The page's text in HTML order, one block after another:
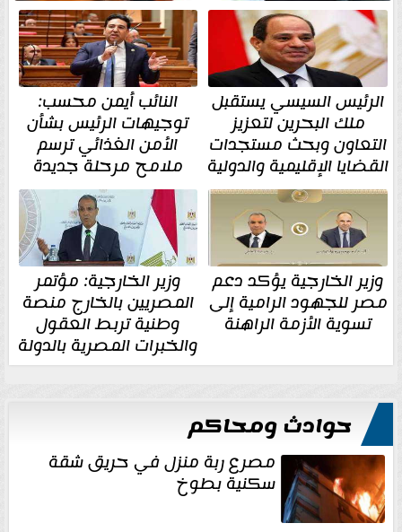
الرئيس السيسي يستقبل
ملك البحرين لتعزيز
التعاون وبحث مستجدات
القضايا الإقليمية والدولية
النائب أيمن محسب:
توجيهات الرئيس بشأن
الأمن الغذائي ترسم
ملامح مرحلة جديدة
وزير الخارجية يؤكد دعم
مصر للجهود الرامية إلى
تسوية الأزمة الراهنة
وزير الخارجية: مؤتمر
المصريين بالخارج منصة
وطنية تربط العقول
والخبرات المصرية بالدولة
حوادث ومحاكم
مصرع ربة منزل في حريق شقة
سكنية بطوخ